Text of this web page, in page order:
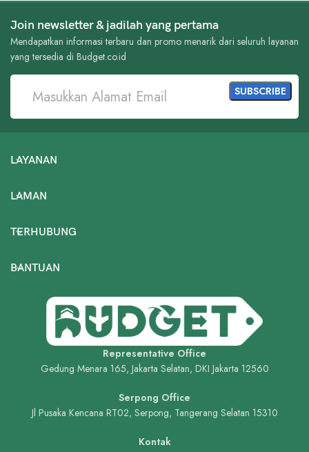
Join newsletter & jadilah yang pertama
Mendapatkan informasi terbaru dan promo menarik dari seluruh layanan
yang tersedia di Budget.co.id
LAYANAN
LAMAN
TERHUBUNG
BANTUAN
Representative Office
Gedung Menara 165, Jakarta Selatan, DKI Jakarta 12560
Serpong Office
Jl Pusaka Kencana RT02, Serpong, Tangerang Selatan 15310
Kontak